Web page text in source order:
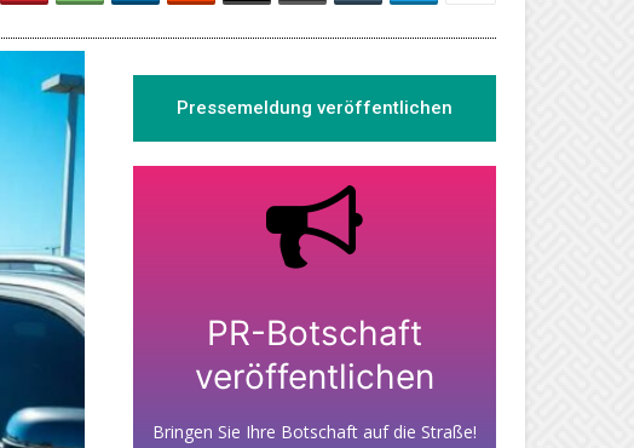
Pressemeldung veröffentlichen
PR-Botschaft
veröffentlichen
Bringen Sie Ihre Botschaft auf die Straße!